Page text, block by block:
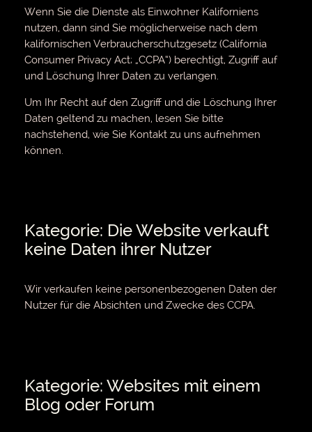
Wenn Sie die Dienste als Einwohner Kaliforniens
nutzen, dann sind Sie möglicherweise nach dem
kalifornischen Verbraucherschutzgesetz (California
Consumer Privacy Act; „CCPA“) berechtigt, Zugriff auf
und Löschung Ihrer Daten zu verlangen.
Um Ihr Recht auf den Zugriff und die Löschung Ihrer
Daten geltend zu machen, lesen Sie bitte
nachstehend, wie Sie Kontakt zu uns aufnehmen
können.
Kategorie: Die Website verkauft
keine Daten ihrer Nutzer
Wir verkaufen keine personenbezogenen Daten der
Nutzer für die Absichten und Zwecke des CCPA.
Kategorie: Websites mit einem
Blog oder Forum